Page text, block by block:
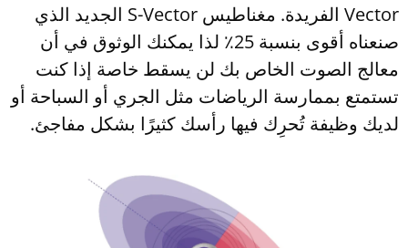
Vector الفريدة. مغناطيس S-Vector الجديد الذي
صنعناه أقوى بنسبة 25٪ لذا يمكنك الوثوق في أن
معالج الصوت الخاص بك لن يسقط خاصة إذا كنت
تستمتع بممارسة الرياضات مثل الجري أو السباحة أو
لديك وظيفة تُحرِك فيها رأسك كثيرًا بشكل مفاجئ.